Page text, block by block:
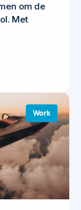
om de
Met
Work